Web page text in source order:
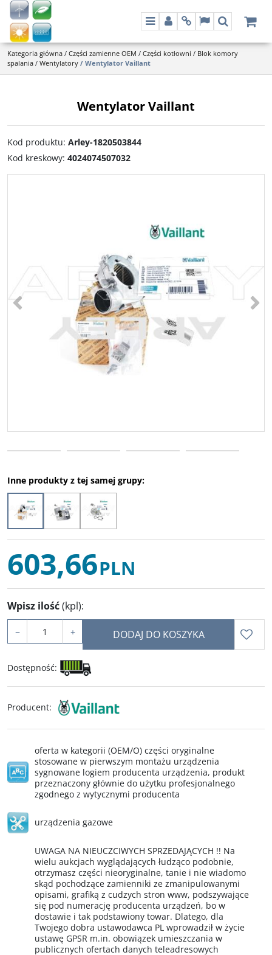
MenuPanelInfoLangSzukaj
Kategoria główna / Części zamienne OEM / Części kotłowni / Blok komory
spalania / Wentylatory / Wentylator Vaillant
Wentylator Vaillant
Kod produktu: Arley-1820503844
Kod kreskowy: 4024074507032
<
Inne produkty z tej samej grupy:
603,66PLN
Wpisz ilość(kpl):
− + DODAJ DO KOSZYKA
Dostępność:
Producent:
oferta w kategorii (OEM/O) części oryginalne
stosowane w pierwszym montażu urządzenia
sygnowane logiem producenta urządzenia, produkt
przeznaczony głównie do użytku profesjonalnego
zgodnego z wytycznymi producenta
urządzenia gazowe
UWAGA NA NIEUCZCIWYCH SPRZEDAJĄCYCH !! Na
wielu aukcjach wyglądających łudząco podobnie,
otrzymasz części nieoryginalne, tanie i nie wiadomo
skąd pochodzące zamienniki ze zmanipulowanymi
opisami, grafiką z cudzych stron www, podszywające
się pod numerację producenta urządzeń, bo w
dostawie i tak podstawiony towar. Dlatego, dla
Twojego dobra ustawodawca PL wprowadził w życie
ustawę GPSR m.in. obowiązek umieszczania w
publicznych ofertach danych teleadresowych